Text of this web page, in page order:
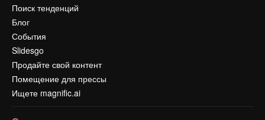
Поиск тенденций
Блог
События
Slidesgo
Продайте свой контент
Помещение для прессы
Ищете magnific.ai